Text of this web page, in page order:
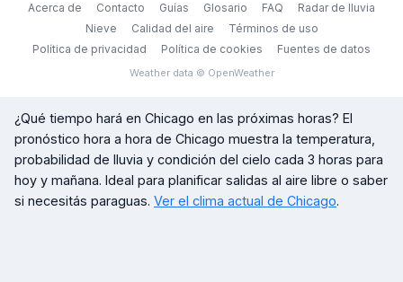
Acerca de Contacto Guías Glosario FAQ
Radar de lluvia
Nieve
Calidad del aire
Términos de uso
Política de privacidad
Política de cookies Fuentes de datos
Weather data © OpenWeather
¿Qué tiempo hará en Chicago en las próximas horas? El
pronóstico hora a hora de Chicago muestra la temperatura,
probabilidad de lluvia y condición del cielo cada 3 horas para
hoy y mañana. Ideal para planificar salidas al aire libre o saber
si necesitás paraguas. Ver el clima actual de Chicago.